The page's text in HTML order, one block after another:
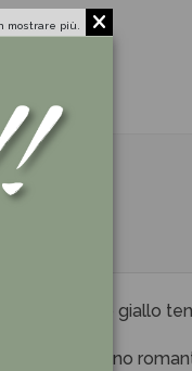
tulipano giallo
dal fascino
mostrare più.